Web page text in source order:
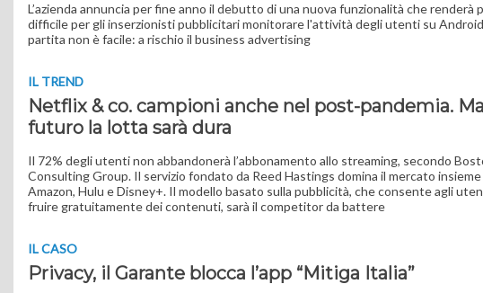
L’azienda annuncia per fine anno il debutto di una nuova funzionalità che renderà
difficile per gli inserzionisti pubblicitari monitorare l'attività degli utenti su
partita non è facile: a rischio il business advertising
IL TREND
Netflix & co. campioni anche nel post-pandemia.
futuro la lotta sarà dura
Il 72% degli utenti non abbandonerà l’abbonamento allo streaming, secondo
Consulting Group. Il servizio fondato da Reed Hastings domina il mercato insieme
Amazon, Hulu e Disney+. Il modello basato sulla pubblicità, che consente agli
fruire gratuitamente dei contenuti, sarà il competitor da battere
IL CASO
Privacy, il Garante blocca l’app “Mitiga Italia”